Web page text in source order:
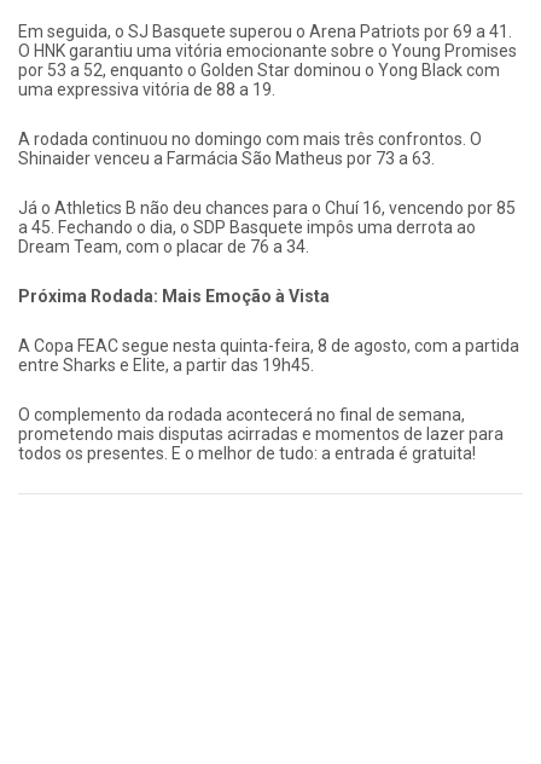
Em seguida, o SJ Basquete superou o Arena Patriots por 69 a 41.
O HNK garantiu uma vitória emocionante sobre o Young Promises
por 53 a 52, enquanto o Golden Star dominou o Yong Black com
uma expressiva vitória de 88 a 19.
A rodada continuou no domingo com mais três confrontos. O
Shinaider venceu a Farmácia São Matheus por 73 a 63.
Já o Athletics B não deu chances para o Chuí 16, vencendo por 85
a 45. Fechando o dia, o SDP Basquete impôs uma derrota ao
Dream Team, com o placar de 76 a 34.
Próxima Rodada: Mais Emoção à Vista
A Copa FEAC segue nesta quinta-feira, 8 de agosto, com a partida
entre Sharks e Elite, a partir das 19h45.
O complemento da rodada acontecerá no final de semana,
prometendo mais disputas acirradas e momentos de lazer para
todos os presentes. E o melhor de tudo: a entrada é gratuita!